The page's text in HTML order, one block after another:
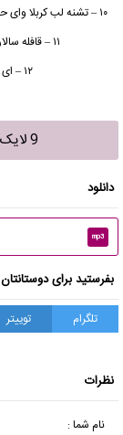
۱۰ – تشنه لب کربلا وای حسین وای حسین – حاج امیر عباسی و حاج میثم مطیعی – نوحه
۱۱ – قافله سالار من، کجایی ای دوای دردم – حاج امیر عباسی – شور
۱۲ – ای معنی نعم الامیر! مظهر «جهاد کبیر» -دم پایانی
9 لایک
دانلود
mp3
بفرستید برای دوستانتان
تلگرام توییتر
نظرات
نام شما :